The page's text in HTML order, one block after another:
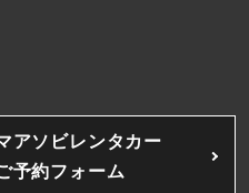
アソビレンタカー
予約フォーム